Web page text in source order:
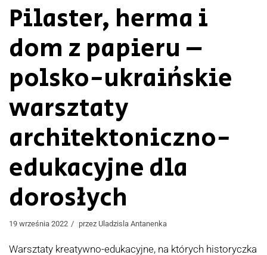
Pilaster, herma i
dom z papieru –
polsko-ukraińskie
warsztaty
architektoniczno-
edukacyjne dla
dorosłych
19 września 2022 przez Uladzisla Antanenka
Warsztaty kreatywno-edukacyjne, na których historyczka